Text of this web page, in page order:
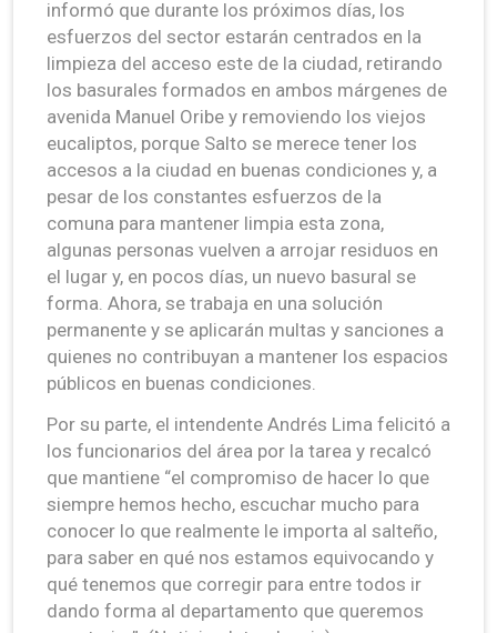
informó que durante los próximos días, los
esfuerzos del sector estarán centrados en la
limpieza del acceso este de la ciudad, retirando
los basurales formados en ambos márgenes de
avenida Manuel Oribe y removiendo los viejos
eucaliptos, porque Salto se merece tener los
accesos a la ciudad en buenas condiciones y, a
pesar de los constantes esfuerzos de la
comuna para mantener limpia esta zona,
algunas personas vuelven a arrojar residuos en
el lugar y, en pocos días, un nuevo basural se
forma. Ahora, se trabaja en una solución
permanente y se aplicarán multas y sanciones a
quienes no contribuyan a mantener los espacios
públicos en buenas condiciones.
Por su parte, el intendente Andrés Lima felicitó a
los funcionarios del área por la tarea y recalcó
que mantiene “el compromiso de hacer lo que
siempre hemos hecho, escuchar mucho para
conocer lo que realmente le importa al salteño,
para saber en qué nos estamos equivocando y
qué tenemos que corregir para entre todos ir
dando forma al departamento que queremos